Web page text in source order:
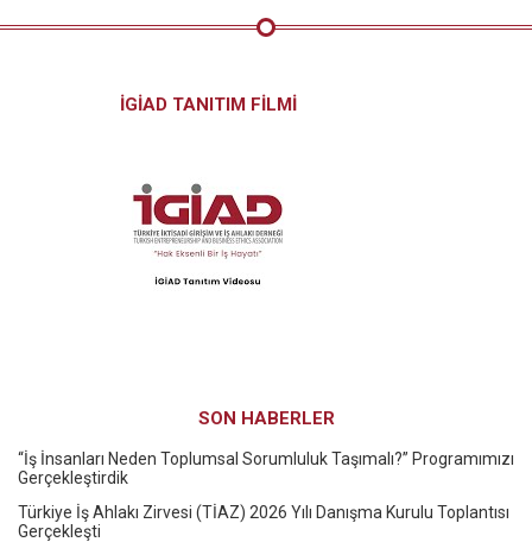
İGİAD TANITIM FİLMİ
SON HABERLER
“İş İnsanları Neden Toplumsal Sorumluluk Taşımalı?” Programımızı
Gerçekleştirdik
Türkiye İş Ahlakı Zirvesi (TİAZ) 2026 Yılı Danışma Kurulu Toplantısı
Gerçekleşti